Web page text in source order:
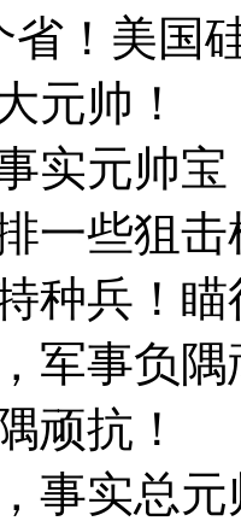
省！美国
元帅！
实元帅宝
一些狙
种兵！
军事负
顽抗！
事实总元